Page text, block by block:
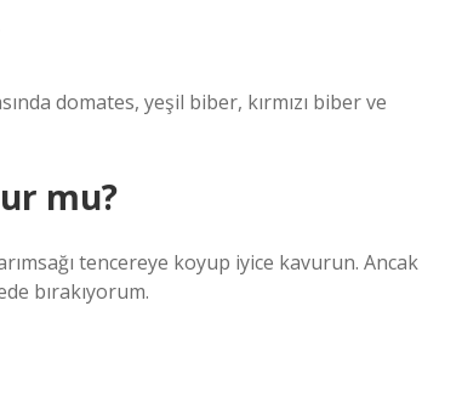
domates, yeşil biber, kırmızı biber ve
mu?
tencereye koyup iyice kavurun. Ancak
bırakıyorum.